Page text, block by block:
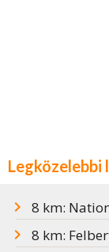
Legközelebbi
8 km:
8 km: